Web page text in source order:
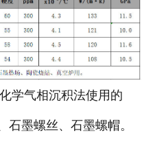
气相沉积法使用的
石墨螺丝、石墨螺帽。